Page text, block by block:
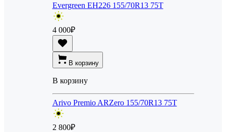
Evergreen EH226 155/70R13 75T
4 000₽
В корзину
В корзину
Arivo Premio ARZero 155/70R13 75T
2 800₽